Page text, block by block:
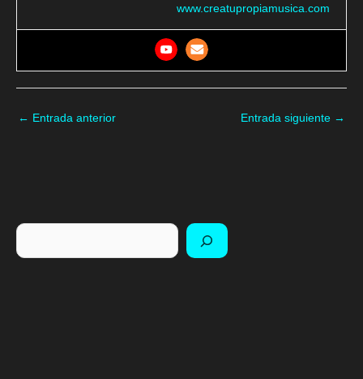
www.creatupropiamusica.com
← Entrada anterior Entrada siguiente →
Buscar